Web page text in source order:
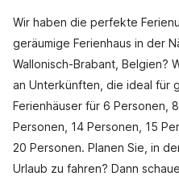
Wir haben die perfekte
geräumige Ferienhaus in der
Wallonisch-Brabant, Belgien?
an Unterkünften, die ideal für
Ferienhäuser für 6 Personen,
Personen, 14 Personen, 15
20 Personen. Planen Sie, in
Urlaub zu fahren? Dann